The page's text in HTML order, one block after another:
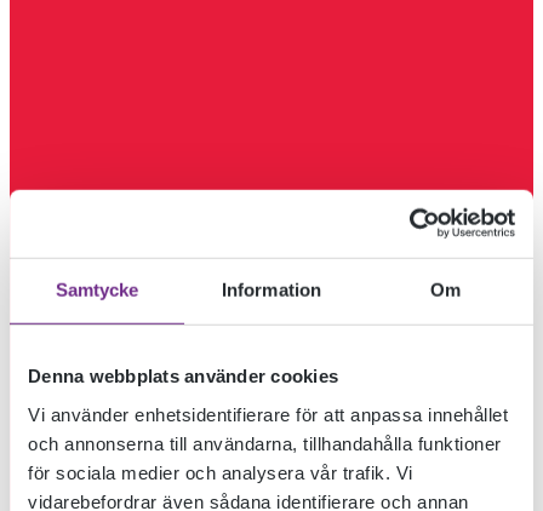
Samtycke Information Om
Denna webbplats använder cookies
Vi använder enhetsidentifierare för att anpassa innehållet
och annonserna till användarna, tillhandahålla funktioner
för sociala medier och analysera vår trafik. Vi
vidarebefordrar även sådana identifierare och annan